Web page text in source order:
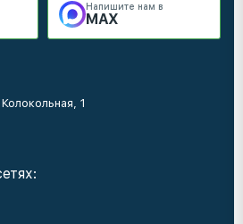
Напишите нам в
MAX
1